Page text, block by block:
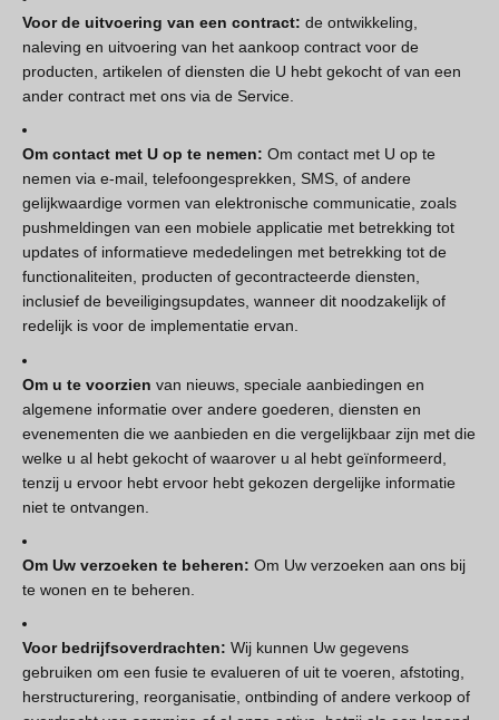
Voor de uitvoering van een contract: de ontwikkeling,
naleving en uitvoering van het aankoop contract voor de
producten, artikelen of diensten die U hebt gekocht of van een
ander contract met ons via de Service.
Om contact met U op te nemen: Om contact met U op te
nemen via e-mail, telefoongesprekken, SMS, of andere
gelijkwaardige vormen van elektronische communicatie, zoals
pushmeldingen van een mobiele applicatie met betrekking tot
updates of informatieve mededelingen met betrekking tot de
functionaliteiten, producten of gecontracteerde diensten,
inclusief de beveiligingsupdates, wanneer dit noodzakelijk of
redelijk is voor de implementatie ervan.
Om u te voorzien van nieuws, speciale aanbiedingen en
algemene informatie over andere goederen, diensten en
evenementen die we aanbieden en die vergelijkbaar zijn met die
welke u al hebt gekocht of waarover u al hebt geïnformeerd,
tenzij u ervoor hebt ervoor hebt gekozen dergelijke informatie
niet te ontvangen.
Om Uw verzoeken te beheren: Om Uw verzoeken aan ons bij
te wonen en te beheren.
Voor bedrijfsoverdrachten: Wij kunnen Uw gegevens
gebruiken om een fusie te evalueren of uit te voeren, afstoting,
herstructurering, reorganisatie, ontbinding of andere verkoop of